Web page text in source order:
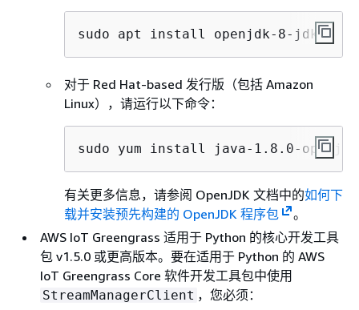
sudo apt install openjdk-8-jdk
对于 Red Hat-based 发行版（包括 Amazon
Linux），请运行以下命令：
sudo yum install java-1.8.0-openjdk
有关更多信息，请参阅 OpenJDK 文档中的如何下
载并安装预先构建的 OpenJDK 程序包
。
AWS IoT Greengrass 适用于 Python 的核心开发工具
包 v1.5.0 或更高版本。要在适用于 Python 的 AWS
IoT Greengrass Core 软件开发工具包中使用
StreamManagerClient ，您必须：